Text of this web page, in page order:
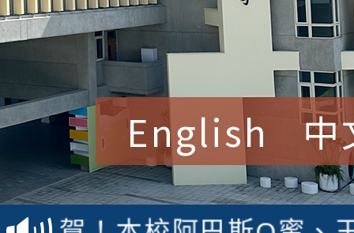
English 中
賀！本校參加桃園市中
賽 洪綺君教師榮獲社
賀！本校阿巴斯O蜜、